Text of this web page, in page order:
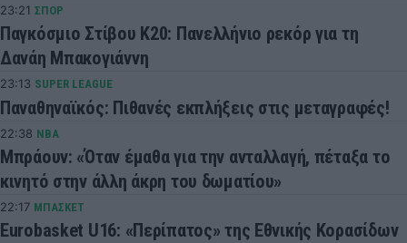
23:21 ΣΠΟΡ
Παγκόσμιο Στίβου Κ20: Πανελλήνιο ρεκόρ για τη
Δανάη Μπακογιάννη
23:13 SUPER LEAGUE
Παναθηναϊκός: Πιθανές εκπλήξεις στις μεταγραφές!
22:38 NBA
Μπράουν: «Όταν έμαθα για την ανταλλαγή, πέταξα το
κινητό στην άλλη άκρη του δωματίου»
22:17 ΜΠΑΣΚΕΤ
Eurobasket U16: «Περίπατος» της Εθνικής Κορασίδων